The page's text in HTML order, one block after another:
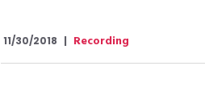
11/30/2018 Recording